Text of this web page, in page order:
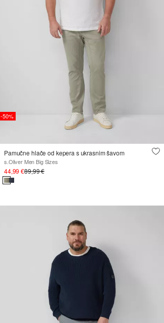
-50%
Pamučne hlače od kepera s ukrasnim šavom
s.Oliver Men Big Sizes
44,99 €89,99 €